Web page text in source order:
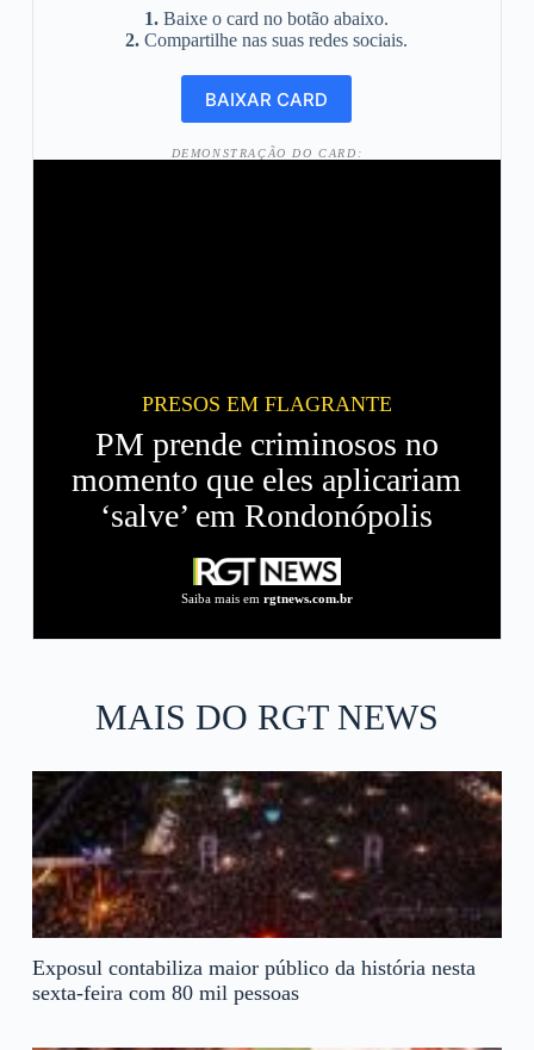
1. Baixe o card no botão abaixo.
2. Compartilhe nas suas redes sociais.
DEMONSTRAÇÃO DO CARD:
PRESOS EM FLAGRANTE
PM prende criminosos no
momento que eles aplicariam
‘salve’ em Rondonópolis
Saiba mais em rgtnews.com.br
MAIS DO RGT NEWS
Exposul contabiliza maior público da história nesta
sexta-feira com 80 mil pessoas